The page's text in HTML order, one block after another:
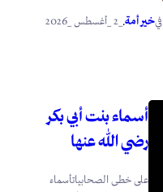
فيخير أمة.
أسماء بنت أبي بكر
رضي الله عنها
على خطى الصحابياتأسماء